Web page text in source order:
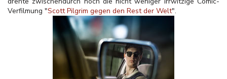
Verfilmung "Scott Pilgrim gegen den Rest der Welt".